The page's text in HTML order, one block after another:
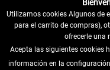
Utilizamos cookies Algunos de
para el carrito de compras),
ofrecerle una
Acepta las siguientes cookies
información en la